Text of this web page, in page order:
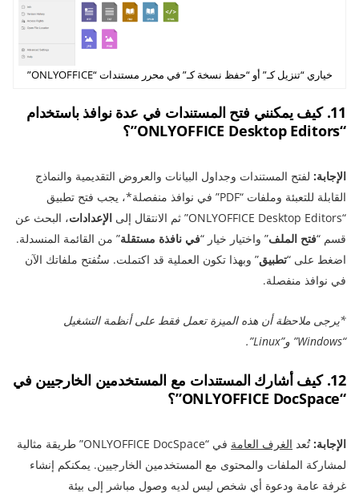
خياري “تنزيل كـ” أو “حفظ نسخة كـ” في محرر مستندات “ONLYOFFICE”
11. كيف يمكنني فتح المستندات في عدة نوافذ باستخدام
“ONLYOFFICE Desktop Editors”؟
الإجابة: لفتح المستندات وجداول البيانات والعروض التقديمية والنماذج
القابلة للتعبئة وملفات “PDF” في نوافذ منفصلة*، يجب فتح تطبيق
“ONLYOFFICE Desktop Editors” ثم الانتقال إلى
الإعدادات، البحث عن
قسم “فتح الملف” واختيار خيار “في نافذة مستقلة” من القائمة المنسدلة.
اضغط على “تطبيق” وبهذا تكون العملية قد اكتملت. ستُفتح ملفاتك الآن
في نوافذ منفصلة.
*يرجى ملاحظة أن هذه الميزة تعمل فقط على أنظمة التشغيل
“Windows” و”Linux”.
12. كيف أشارك المستندات مع المستخدمين الخارجيين في
“ONLYOFFICE DocSpace”؟
الإجابة:تُعد الغرف العامة
في “ONLYOFFICE DocSpace” طريقة مثالية
لمشاركة الملفات والمحتوى مع المستخدمين الخارجيين. يمكنكم إنشاء
غرفة عامة ودعوة أي شخص ليس لديه وصول مباشر إلى بيئة